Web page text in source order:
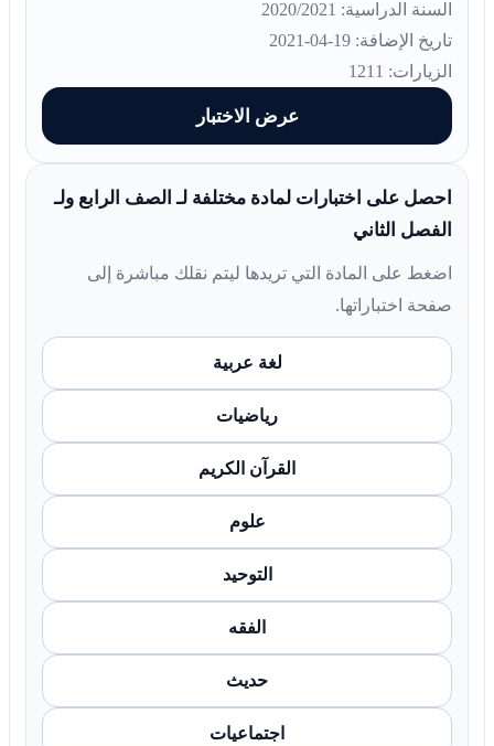
السنة الدراسية: 2020/2021
تاريخ الإضافة: 19-04-2021
الزيارات: 1211
عرض الاختبار
احصل على اختبارات لمادة مختلفة لـ الصف الرابع ولـ
الفصل الثاني
اضغط على المادة التي تريدها ليتم نقلك مباشرة إلى
صفحة اختباراتها.
لغة عربية
رياضيات
القرآن الكريم
علوم
التوحيد
الفقه
حديث
اجتماعيات